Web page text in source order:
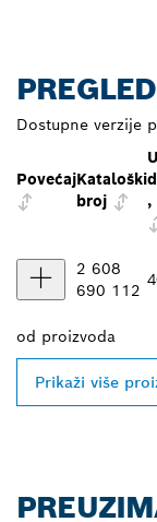
Dostupne verzije
PovećajKataloški
broj
,
2 608
690 112
od proizvoda
Prikaži više